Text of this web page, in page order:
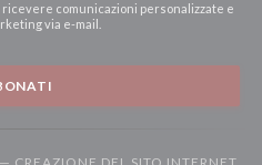
comunicazioni personalizzate e
via e-mail.